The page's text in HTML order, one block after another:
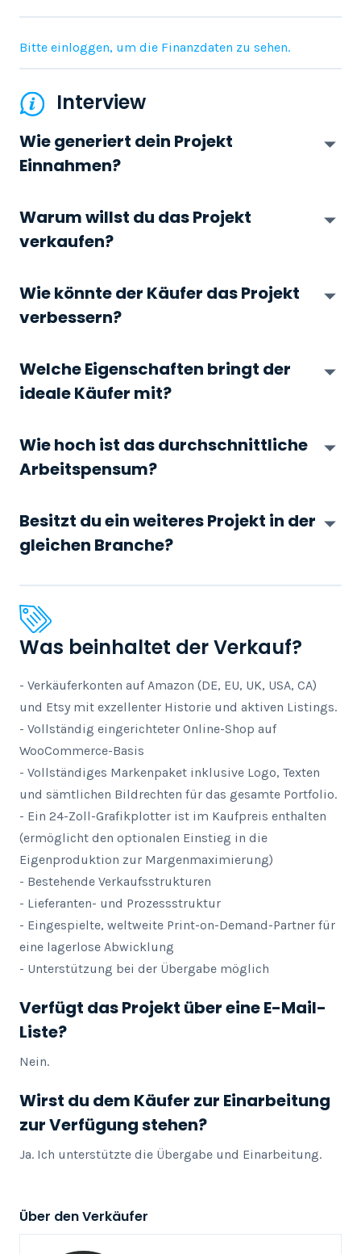
Bitte einloggen, um die Finanzdaten zu sehen.
Interview
Wie generiert dein Projekt
Einnahmen?
Warum willst du das Projekt
verkaufen?
Wie könnte der Käufer das Projekt
verbessern?
Welche Eigenschaften bringt der
ideale Käufer mit?
Wie hoch ist das durchschnittliche
Arbeitspensum?
Besitzt du ein weiteres Projekt in der
gleichen Branche?
Was beinhaltet der Verkauf?
- Verkäuferkonten auf Amazon (DE, EU, UK, USA, CA)
und Etsy mit exzellenter Historie und aktiven Listings.
- Vollständig eingerichteter Online-Shop auf
WooCommerce-Basis
- Vollständiges Markenpaket inklusive Logo, Texten
und sämtlichen Bildrechten für das gesamte Portfolio.
- Ein 24-Zoll-Grafikplotter ist im Kaufpreis enthalten
(ermöglicht den optionalen Einstieg in die
Eigenproduktion zur Margenmaximierung)
- Bestehende Verkaufsstrukturen
- Lieferanten- und Prozessstruktur
- Eingespielte, weltweite Print-on-Demand-Partner für
eine lagerlose Abwicklung
- Unterstützung bei der Übergabe möglich
Verfügt das Projekt über eine E-Mail-
Liste?
Nein.
Wirst du dem Käufer zur Einarbeitung
zur Verfügung stehen?
Ja. Ich unterstützte die Übergabe und Einarbeitung.
Über den Verkäufer